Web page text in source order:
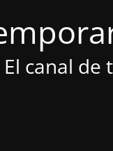
El canal de